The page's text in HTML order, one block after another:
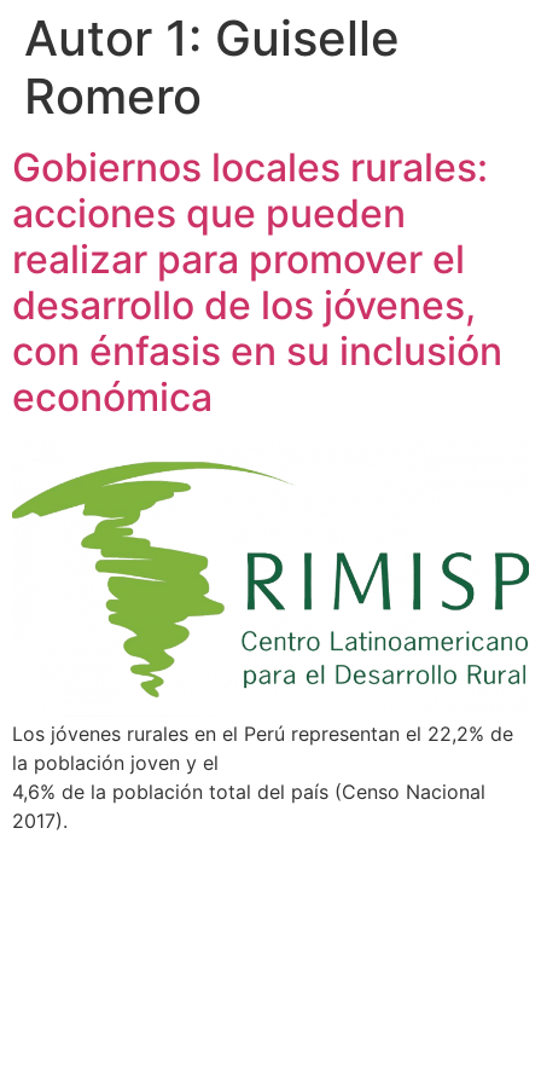
Autor 1: Guiselle
Romero
Gobiernos locales rurales:
acciones que pueden
realizar para promover el
desarrollo de los jóvenes,
con énfasis en su inclusión
económica
Los jóvenes rurales en el Perú representan el 22,2% de
la población joven y el
4,6% de la población total del país (Censo Nacional
2017).